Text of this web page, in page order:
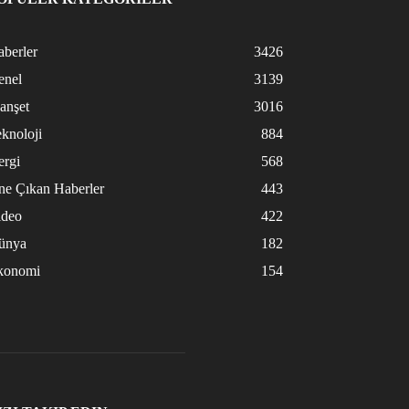
3426
3139
3016
884
568
Çıkan Haberler
443
422
182
154